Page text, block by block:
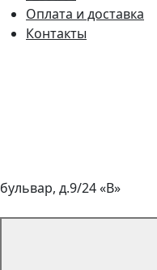
Оплата и доставка
Контакты
бульвар, д.9/24 «В»